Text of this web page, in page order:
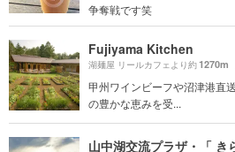
争奪戦です笑
Fujiyama Kitchen
湖麺屋 リールカフェより約1270m
甲州ワインビーフや沼津港直
の豊かな恵みを受...
山中湖交流プラザ・「 き